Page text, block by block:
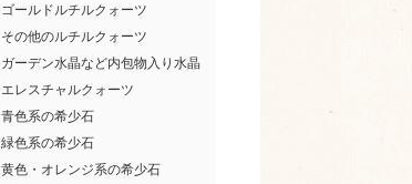
ゴールドルチルクォーツ
その他のルチルクォーツ
ガーデン水晶など内包物入り水晶
エレスチャルクォーツ
青色系の希少石
緑色系の希少石
黄色・オレンジ系の希少石